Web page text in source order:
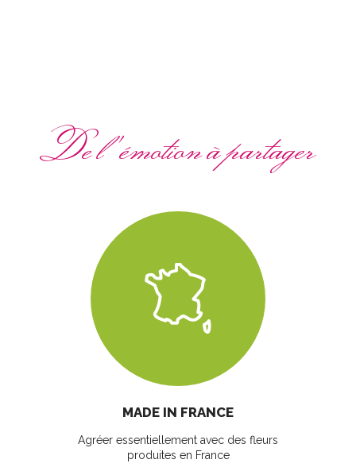
De l'émotion à partager
MADE IN FRANCE
Agréer essentiellement avec des fleurs
produites en France